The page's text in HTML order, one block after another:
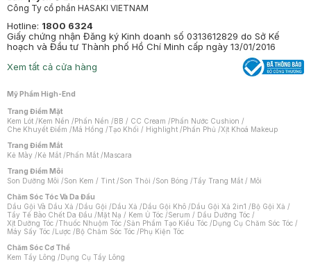
Công Ty cổ phần HASAKI VIETNAM
Hotline: 1800 6324
Giấy chứng nhận Đăng ký Kinh doanh số 0313612829 do Sở Kế
hoạch và Đầu tư Thành phố Hồ Chí Minh cấp ngày 13/01/2016
Xem tất cả cửa hàng
Mỹ Phẩm High-End
Trang Điểm Mặt
Kem Lót /Kem Nền /Phấn Nền /BB / CC Cream /Phấn Nước Cushion /
Che Khuyết Điểm /Má Hồng /Tạo Khối / Highlight /Phấn Phủ /Xịt Khoá Makeup
Trang Điểm Mắt
Kẻ Mày /Kẻ Mắt /Phấn Mắt /Mascara
Trang Điểm Môi
Son Dưỡng Môi /Son Kem / Tint /Son Thỏi /Son Bóng /Tẩy Trang Mắt / Môi
Chăm Sóc Tóc Và Da Đầu
Dầu Gội Và Dầu Xả /Dầu Gội /Dầu Xả /Dầu Gội Khô /Dầu Gội Xả 2in1 /Bộ Gội Xả /
Tẩy Tế Bào Chết Da Đầu /Mặt Nạ / Kem Ủ Tóc /Serum / Dầu Dưỡng Tóc /
Xịt Dưỡng Tóc /Thuốc Nhuộm Tóc /Sản Phẩm Tạo Kiểu Tóc /Dụng Cụ Chăm Sóc Tóc /
Máy Sấy Tóc /Lược /Bộ Chăm Sóc Tóc /Phụ Kiện Tóc
Chăm Sóc Cơ Thể
Kem Tẩy Lông /Dụng Cụ Tẩy Lông